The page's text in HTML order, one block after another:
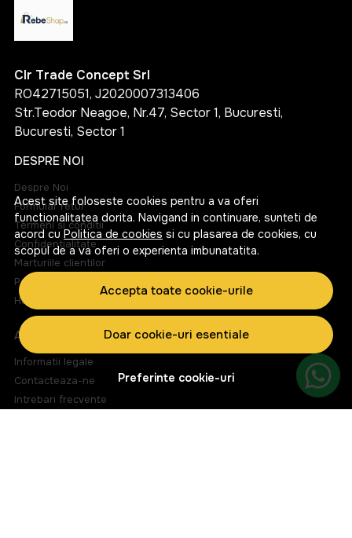
Acest site foloseste cookies pentru a va oferi
functionalitatea dorita. Navigand in continuare, sunteti de
acord cu Politica de cookies si cu plasarea de cookies, cu
scopul de a va oferi o experienta imbunatatita.
Accepta toate cookie-urile
Doar cookie-uri esentiale
Preferinte cookie-uri
Clr Trade Concept Srl
RO42715051, J2020007313406
Str.Teodor Neagoe, Nr.47, Sector 1, Bucuresti,
Bucuresti, Sector 1
DESPRE NOI
Despre Noi
Formular retur
Termeni si conditii
Confidentialitate
Marturiile clientilor
Politica de Cookies
Harta site
ASISTENTA
Informatii legale
Contacteaza-ne
Intrebari frecvente